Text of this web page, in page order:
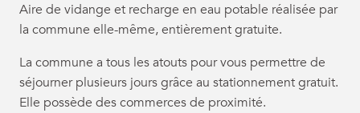
Aire de vidange et recharge en eau potable réalisée par
la commune elle-même, entièrement gratuite.
La commune a tous les atouts pour vous permettre de
séjourner plusieurs jours grâce au stationnement gratuit.
Elle possède des commerces de proximité.